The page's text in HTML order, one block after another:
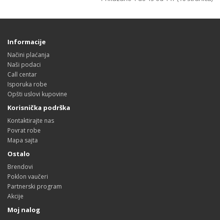
Informacije
Načini plaćanja
Naši podaci
Call centar
Isporuka robe
Opšti uslovi kupovine
Korisnička podrška
Kontaktirajte nas
Povrat robe
Mapa sajta
Ostalo
Brendovi
Poklon vaučeri
Partnerski program
Akcije
Moj nalog